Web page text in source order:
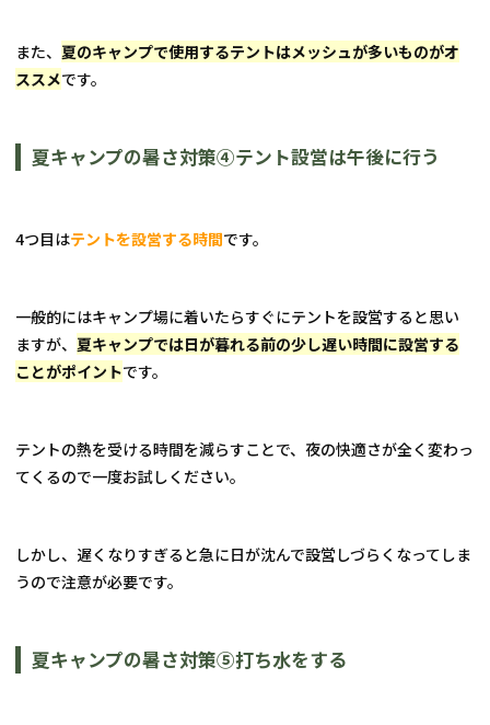
また、夏のキャンプで使用するテントはメッシュが多いものがオ
ススメです。
夏キャンプの暑さ対策④テント設営は午後に行う
4つ目はテントを設営する時間です。
一般的にはキャンプ場に着いたらすぐにテントを設営すると思い
ますが、夏キャンプでは日が暮れる前の少し遅い時間に設営する
ことがポイントです。
テントの熱を受ける時間を減らすことで、夜の快適さが全く変わっ
てくるので一度お試しください。
しかし、遅くなりすぎると急に日が沈んで設営しづらくなってしま
うので注意が必要です。
夏キャンプの暑さ対策⑤打ち水をする